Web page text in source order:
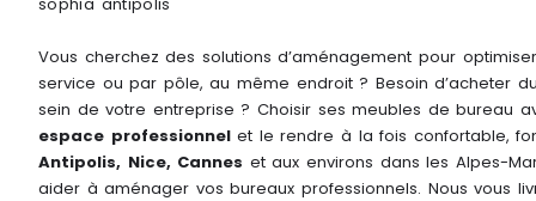
Vous cherchez des solutions d’aménagement pour
service ou par pôle, au même endroit ? Besoin d’acheter
sein de votre entreprise ? Choisir ses meubles de bureau
espace professionnelet le rendre à la fois confortable,
Antipolis, Nice, Cannes et aux environs dans les Alpes-
aider à aménager vos bureaux professionnels. Nous vous